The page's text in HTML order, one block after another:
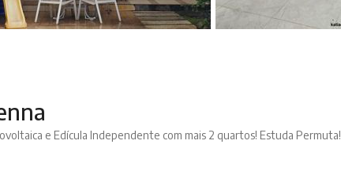
e Edícula Independente com mais 2 quartos! Estuda Permuta!